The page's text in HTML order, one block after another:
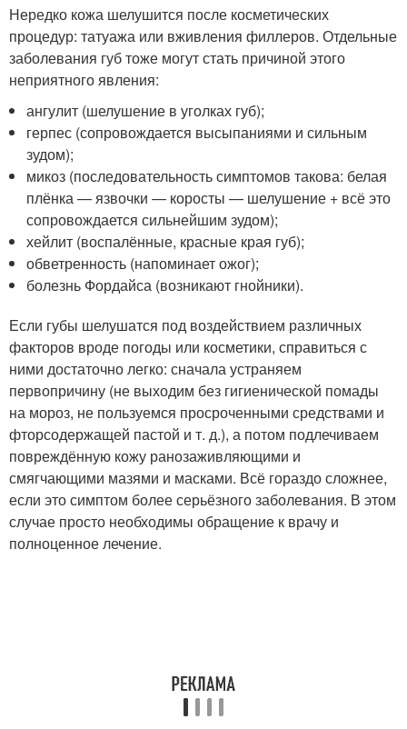
Нередко кожа шелушится после косметических
процедур: татуажа или вживления филлеров. Отдельные
заболевания губ тоже могут стать причиной этого
неприятного явления:
ангулит (шелушение в уголках губ);
герпес (сопровождается высыпаниями и сильным
зудом);
микоз (последовательность симптомов такова: белая
плёнка — язвочки — коросты — шелушение + всё это
сопровождается сильнейшим зудом);
хейлит (воспалённые, красные края губ);
обветренность (напоминает ожог);
болезнь Фордайса (возникают гнойники).
Если губы шелушатся под воздействием различных
факторов вроде погоды или косметики, справиться с
ними достаточно легко: сначала устраняем
первопричину (не выходим без гигиенической помады
на мороз, не пользуемся просроченными средствами и
фторсодержащей пастой и т. д.), а потом подлечиваем
повреждённую кожу ранозаживляющими и
смягчающими мазями и масками. Всё гораздо сложнее,
если это симптом более серьёзного заболевания. В этом
случае просто необходимы обращение к врачу и
полноценное лечение.